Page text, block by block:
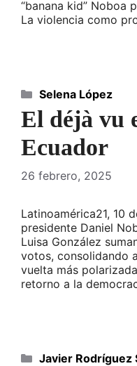
“banana kid” Noboa
La violencia como
El déjà vu
Ecuador
26 febrero, 2025
Latinoamérica21, 10
presidente Daniel
Luisa González
votos, consolidando
vuelta más
retorno a la
Categorías
Selena López
Categorías
Javier Rodríguez